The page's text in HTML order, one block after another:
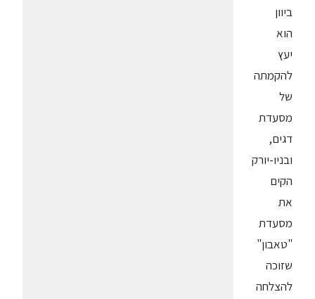
ביוון
הוא
יעץ
להקמתה
של
מסעדת
דגים,
ובניו-יורק
הקים
את
מסעדת
"טאבון"
שזוכה
להצלחה